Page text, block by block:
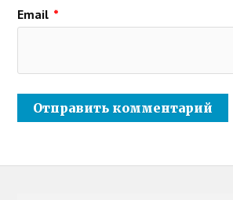
Email *